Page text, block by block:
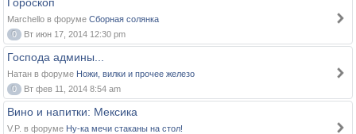
Marchello в форуме Сборная солянка
0
Вт июн 17, 2014 12:30 pm
Господа админы...
Натан в форуме Ножи, вилки и прочее железо
0
Вт фев 11, 2014 8:54 am
Вино и напитки: Мексика
V.P. в форуме Ну-ка мечи стаканы на стол!